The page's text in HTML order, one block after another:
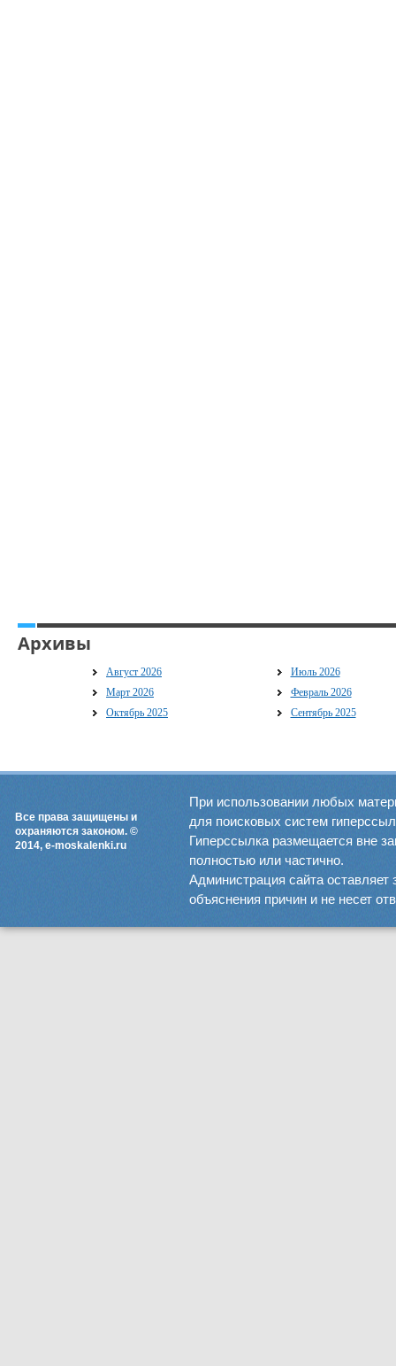
Архивы
Август 2026
Июль 2026
Март 2026
Февраль 2026
Октябрь 2025
Сентябрь 2025
Все права защищены и
охраняются законом. ©
2014, e-moskalenki.ru
При использовании любых
для поисковых систем
Гиперссылка размещается вне
полностью или частично.
Администрация сайта оставляет
объяснения причин и не несет